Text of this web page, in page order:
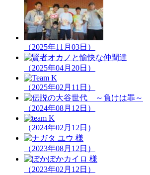
（2025年11月03日）
（2025年04月20日）
（2025年02月11日）
（2024年08月12日）
（2024年02月12日）
（2023年08月12日）
（2023年02月12日）